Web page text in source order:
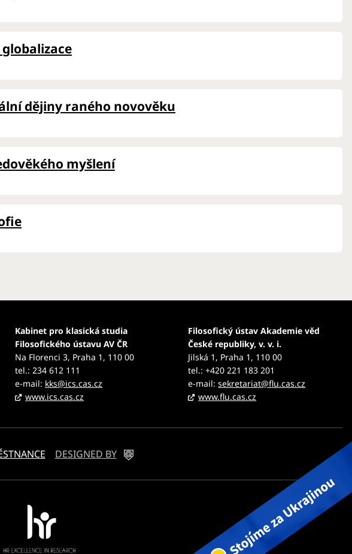
dějiny raného novověku
myšlení
Kabinet pro klasická studia
Filosofického ústavu AV ČR
Na Florenci 3, Praha 1, 110 00
tel.: 234 612 111
e-mail: kks@ics.cas.cz
www.ics.cas.cz
Filosofický ústav Akademie věd
České republiky, v. v. i.
Jilská 1, Praha 1, 110 00
tel.: +420 221 183 201
e-mail:sekretariat@flu.cas.cz
www.flu.cas.cz
DESIGNED BY